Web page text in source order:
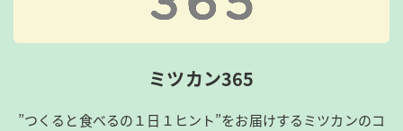
ミツカン365
”つくると食べるの１日１ヒント”をお届けするミツカンのコ